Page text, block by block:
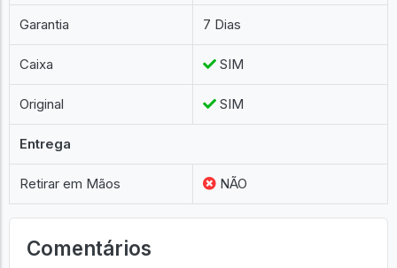
Garantia 7 Dias
Caixa SIM
Original SIM
Entrega
Retirar em Mãos NÃO
Comentários